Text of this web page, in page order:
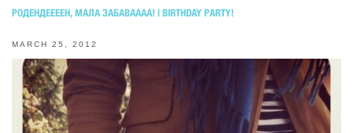
РОДЕНДЕЕЕЕН, МАЛА ЗАБАВАААА! | BIRTHDAY PARTY!
MARCH 25, 2012